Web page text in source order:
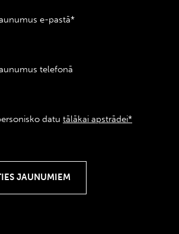
e-pastā*
telefonā
datu tālākai apstrādei*